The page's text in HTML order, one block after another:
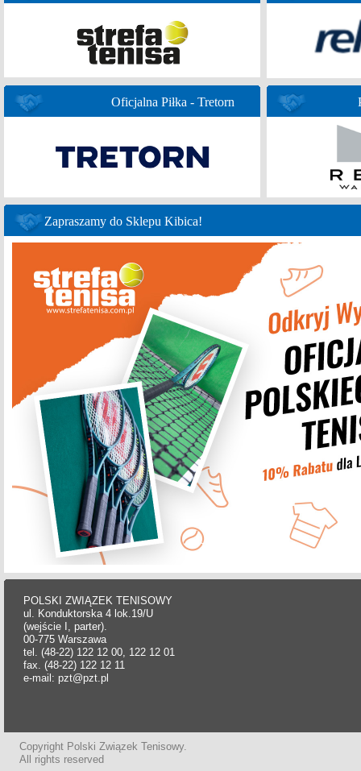
Oficjalna Piłka - Tretorn
Zapraszamy do Sklepu Kibica!
POLSKI ZWIĄZEK TENISOWY
ul. Konduktorska 4 lok.19/U
(wejście I, parter).
00-775 Warszawa
tel. (48-22) 122 12 00, 122 12 01
fax. (48-22) 122 12 11
e-mail: pzt@pzt.pl
Copyright Polski Związek Tenisowy.
All rights reserved